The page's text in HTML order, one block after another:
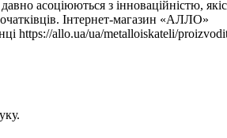
асоціюються з інноваційністю,
Інтернет-магазин «АЛЛО»
https://allo.ua/ua/metalloiskateli/